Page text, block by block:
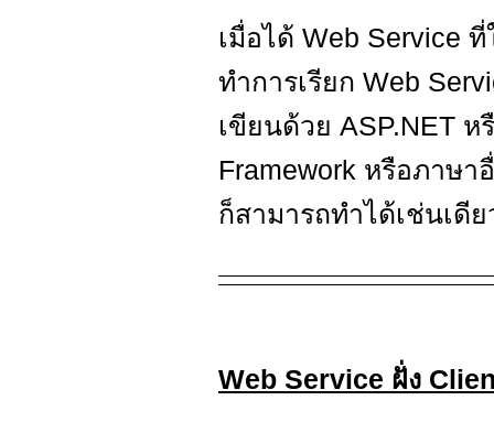
เมื่อได้ Web Service
ทำการเรียก Web
เขียนด้วย ASP.NET ห
Framework หรือภาษา
ก็สามารถทำได้เช่นเดี
Web Service ฝั่ง